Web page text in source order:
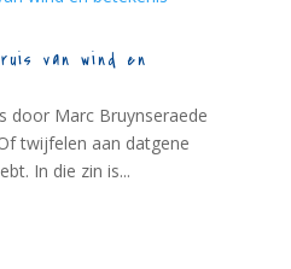
van wind en
door Marc Bruynseraede
twijfelen aan datgene
In die zin is...